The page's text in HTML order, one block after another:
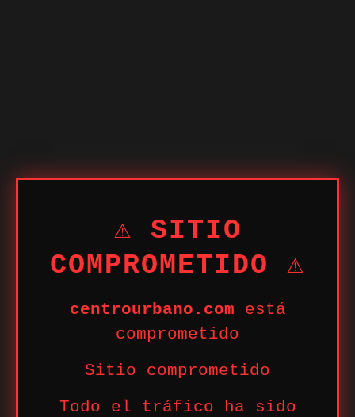
⚠ SITIO
COMPROMETIDO ⚠
centrourbano.com está
comprometido
Sitio comprometido
Todo el tráfico ha sido